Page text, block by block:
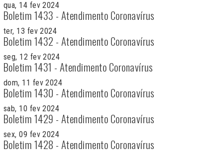
qua, 14 fev 2024
Boletim 1433 - Atendimento Coronavírus
ter, 13 fev 2024
Boletim 1432 - Atendimento Coronavírus
seg, 12 fev 2024
Boletim 1431 - Atendimento Coronavírus
dom, 11 fev 2024
Boletim 1430 - Atendimento Coronavírus
sab, 10 fev 2024
Boletim 1429 - Atendimento Coronavírus
sex, 09 fev 2024
Boletim 1428 - Atendimento Coronavírus